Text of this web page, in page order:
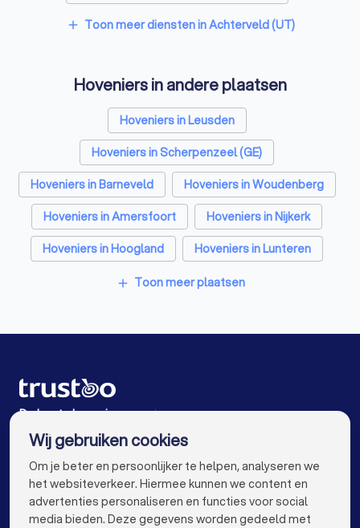
Vloerleggers in Achterveld (UT)
Isolatiebedrijven in Achterveld (UT)
Ongediertebestrijders in Achterveld (UT)
Architecten in Achterveld (UT)
Zonwering specialisten in Achterveld (UT)
Badkamer installateurs in Achterveld (UT)
Traprenovatie bedrijven in Achterveld (UT)
Schoorsteenvegers in Achterveld (UT)
Boomverzorgers in Achterveld (UT)
Interieurstylisten in Achterveld (UT)
Stoffeerders in Achterveld (UT)
Meubelmakers in Achterveld (UT)
Klusjesmannen in Achterveld (UT)
add Toon meer diensten in Achterveld (UT)
Hoveniers in andere plaatsen
Hoveniers in Leusden
Hoveniers in Scherpenzeel (GE)
Hoveniers in Barneveld
Hoveniers in Woudenberg
Hoveniers in Amersfoort
Hoveniers in Nijkerk
Hoveniers in Hoogland
Hoveniers in Lunteren
Hoveniers in De Klomp
Hoveniers in Voorthuizen
Hoveniers in Eindhoven
Hoveniers in Groningen
Hoveniers in Almere
Hoveniers in Breda
Hoveniers in Nijmegen
Hoveniers in Enschede
Hoveniers in Haarlem
Hoveniers in Arnhem
Hoveniers in Apeldoorn
add Toon meer plaatsen
De beste hoveniers voor jou
Wij gebruiken cookies
Om je beter en persoonlijker te helpen, analyseren we
het websiteverkeer. Hiermee kunnen we content en
advertenties personaliseren en functies voor social
media bieden. Deze gegevens worden gedeeld met